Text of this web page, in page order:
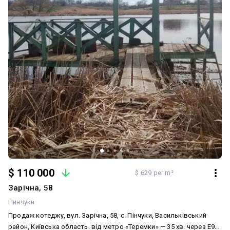
$ 110 000 $ 629 per m²
Зарічна, 58
Пинчуки
Продаж котеджу, вул. Зарічна, 58, с. Пінчуки, Васильківський
район, Київська область. від метро «Теремки» — 35 хв. через E95/